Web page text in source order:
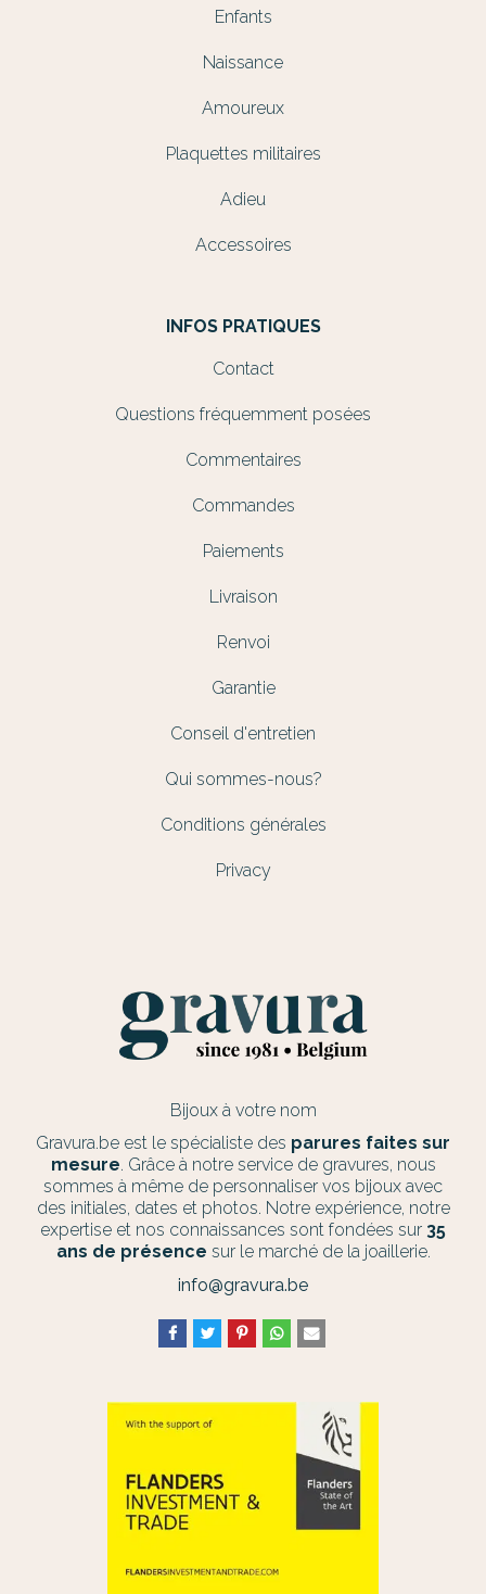
Enfants
Naissance
Amoureux
Plaquettes militaires
Adieu
Accessoires
INFOS PRATIQUES
Contact
Questions fréquemment posées
Commentaires
Commandes
Paiements
Livraison
Renvoi
Garantie
Conseil d'entretien
Qui sommes-nous?
Conditions générales
Privacy
Bijoux à votre nom
Gravura.be est le spécialiste des parures faites sur
mesure. Grâce à notre service de gravures, nous
sommes à même de personnaliser vos bijoux avec
des initiales, dates et photos. Notre expérience, notre
expertise et nos connaissances sont fondées sur 35
ans de présence sur le marché de la joaillerie.
info@gravura.be